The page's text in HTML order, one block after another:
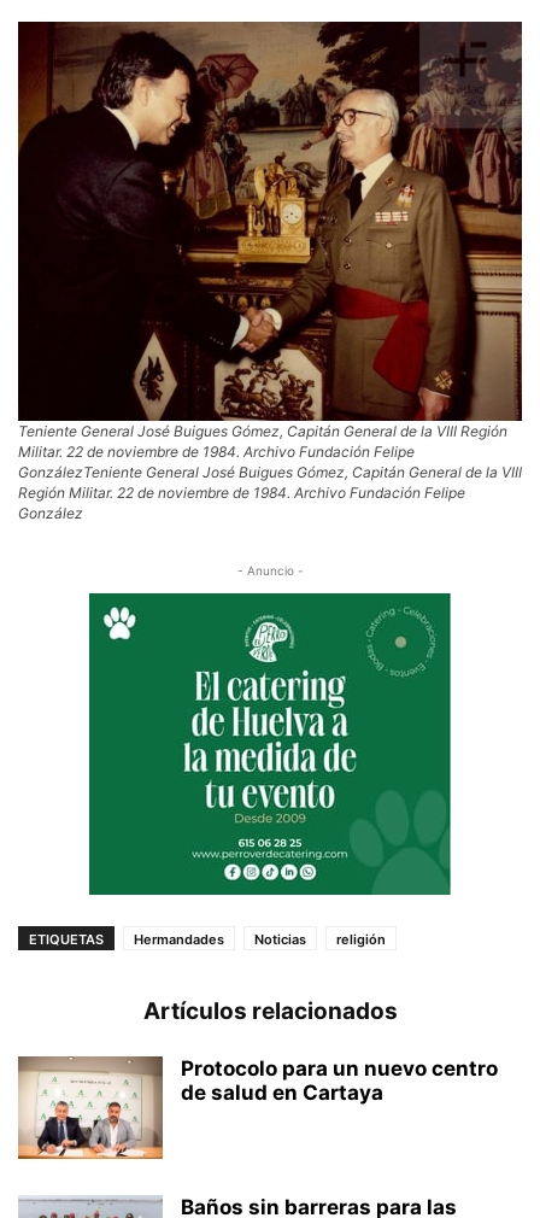
Teniente General José Buigues Gómez, Capitán General de la VIII Región
Militar. 22 de noviembre de 1984. Archivo Fundación Felipe
GonzálezTeniente General José Buigues Gómez, Capitán General de la VIII
Región Militar. 22 de noviembre de 1984. Archivo Fundación Felipe
González
- Anuncio -
ETIQUETAS Hermandades Noticias religión
Artículos relacionados
Protocolo para un nuevo centro
de salud en Cartaya
Baños sin barreras para las